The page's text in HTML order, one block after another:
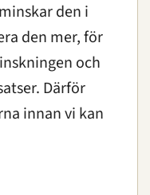
den i
den mer, för
och
Därför
innan vi kan